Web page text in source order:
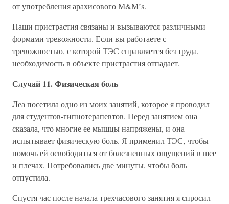
от употребления арахисового М&М’s.
Наши пристрастия связаны и вызываются различными
формами тревожности. Если вы работаете с
тревожностью, с которой ТЭС справляется без труда,
необходимость в объекте пристрастия отпадает.
Случай 11. Физическая боль
Леа посетила одно из моих занятий, которое я проводил
для студентов-гипнотерапевтов. Перед занятием она
сказала, что многие ее мышцы напряжены, и она
испытывает физическую боль. Я применил ТЭС, чтобы
помочь ей освободиться от болезненных ощущений в шее
и плечах. Потребовались две минуты, чтобы боль
отпустила.
Спустя час после начала трехчасового занятия я спросил